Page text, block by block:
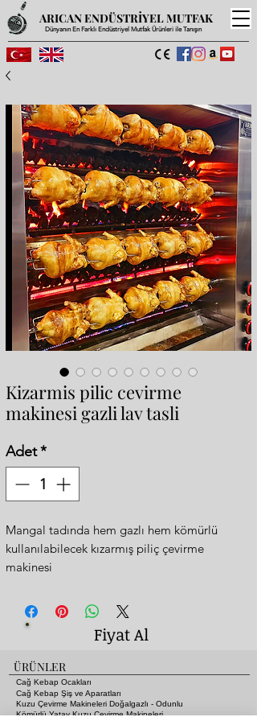
Dünyanın En Farklı Endüstriyel Mutfak Ürünleri ile Tanışın
ARICAN ENDÜSTRİYEL MUTFAK
Kizarmis pilic cevirme
makinesi gazli lav tasli
Adet*
Mangal tadında hem gazlı hem kömürlü
kullanılabilecek kızarmış piliç çevirme
makinesi
130x45xh:115 cm 280 kg (4 şişlik / 20 tavuk
pişirme kapasiteli)
Paslanmaz çelik ve önü camlıdır
3-4-5-6-8-10-12 şişlik yapılabilir her şiş 5 tavuk
alır.
Dakikada 3 tur döner
İçinde kömür ve odun yakabilirsiniz.
Fiyat Al
ÜRÜNLER
Cağ Kebap Ocakları
Cağ Kebap Şiş ve Aparatları
Kuzu Çevirme Makineleri Doğalgazlı - Odunlu
Kömürlü Yatay Kuzu Çevirme Makineleri